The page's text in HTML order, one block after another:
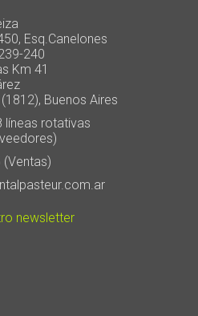
Esq.Canelones
240
Km 41
Buenos Aires
líneas rotativas
newsletter